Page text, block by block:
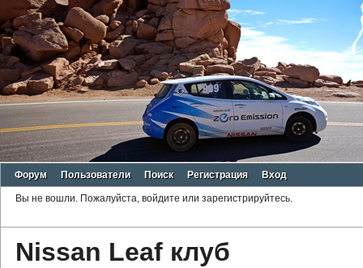
Форум Пользователи Поиск Регистрация Вход
Вы не вошли. Пожалуйста, войдите или зарегистрируйтесь.
Nissan Leaf клуб